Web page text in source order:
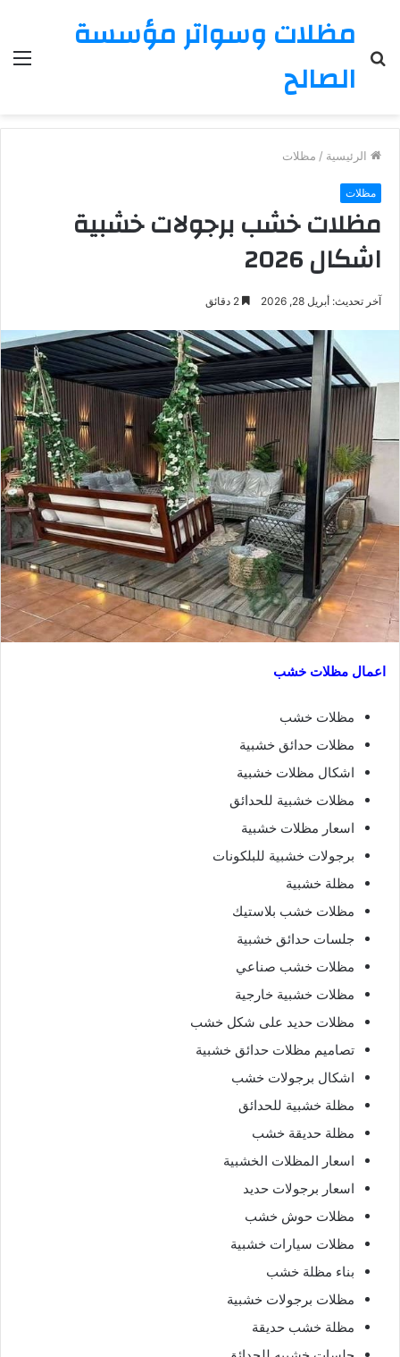
مظلات وسواتر مؤسسة
الصالحعن
الرئيسية / مظلات
مظلات
مظلات خشب برجولات خشبية
اشكال 2026
آخر تحديث: أبريل 28, 2026
اعمال مظلات خشب
مظلات خشب
مظلات حدائق خشبية
اشكال مظلات خشبية
مظلات خشبية للحدائق
اسعار مظلات خشبية
برجولات خشبية للبلكونات
مظلة خشبية
مظلات خشب بلاستيك
جلسات حدائق خشبية
مظلات خشب صناعي
مظلات خشبية خارجية
مظلات حديد على شكل خشب
تصاميم مظلات حدائق خشبية
اشكال برجولات خشب
مظلة خشبية للحدائق
مظلة حديقة خشب
اسعار المظلات الخشبية
اسعار برجولات حديد
مظلات حوش خشب
مظلات سيارات خشبية
بناء مظلة خشب
مظلات برجولات خشبية
مظلة خشب حديقة